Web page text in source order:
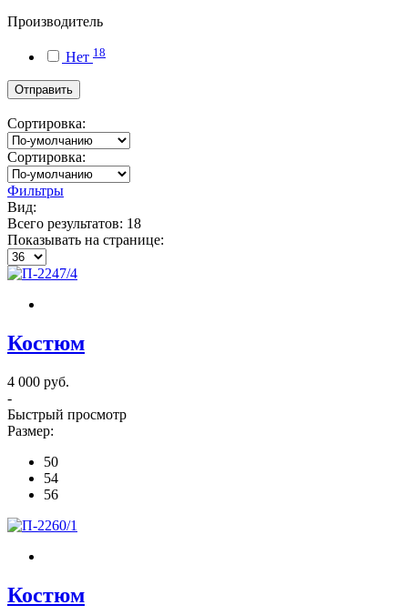
Производитель
Нет 18
Отправить
Сортировка:
Сортировка:
Фильтры
Вид:
Всего результатов: 18
Показывать на странице:
Костюм
4 000 руб.
-
Быстрый просмотр
Размер:
50
54
56
Костюм